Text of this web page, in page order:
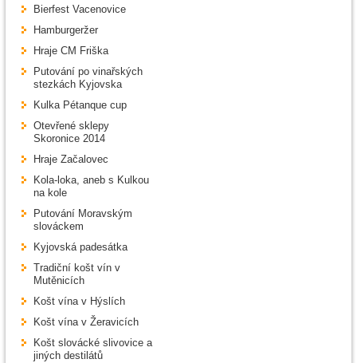
Bierfest Vacenovice
Hamburgeržer
Hraje CM Friška
Putování po vinařských
stezkách Kyjovska
Kulka Pétanque cup
Otevřené sklepy
Skoronice 2014
Hraje Začalovec
Kola-loka, aneb s Kulkou
na kole
Putování Moravským
slováckem
Kyjovská padesátka
Tradiční košt vín v
Mutěnicích
Košt vína v Hýslích
Košt vína v Žeravicích
Košt slovácké slivovice a
jiných destilátů